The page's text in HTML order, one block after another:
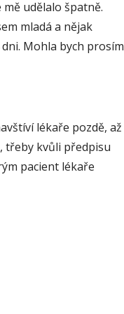
udělalo špatně.
mladá a nějak
Mohla bych prosím
lékaře pozdě, až
třeby kvůli předpisu
pacient lékaře